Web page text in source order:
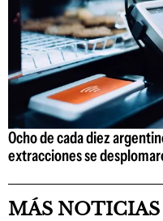
Ocho de cada diez
extracciones se
MÁS NOTICIAS